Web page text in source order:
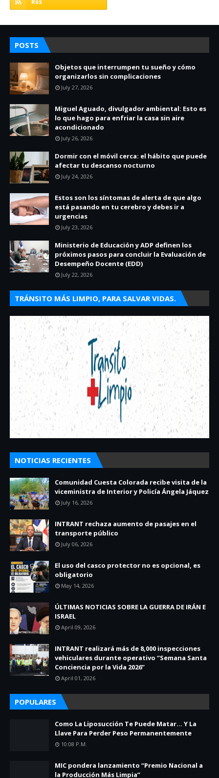
POSTS
Objetos que interrumpen tu sueño y cómo
organizarlos sin complicaciones
July 27, 2026
Miguel Aguado, divulgador ambiental: Esto es
lo que hago para enfriar la casa sin aire
acondicionado
July 26, 2026
Dormir con el móvil cerca: el hábito que puede
afectar tu descanso nocturno
July 24, 2026
Estos son los síntomas de alerta de que algo
está pasando en tu cerebro y debes ir a
urgencias
July 23, 2026
Ministerio de Educación y ADP definen los
próximos pasos para concluir la Evaluación de
Desempeño Docente (EDD)
July 22, 2026
TRÁNSITO MÁS LIMPIO, PARA SALVAR VIDAS.
NOTICIAS RECIENTES
Comunidad Cuesta Colorada recibe visita de la
viceministra de Interior y Policía Ángela Jáquez
July 16, 2026
INTRANT rechaza aumento de pasajes en el
transporte público
July 06, 2026
El uso del casco protector no es opcional, es
obligatorio
May 14, 2026
ÚLTIMAS NOTICIAS SOBRE LA GUERRA DE IRÁN E
ISRAEL
April 09, 2026
INTRANT realizará más de 8,000 inspecciones
vehiculares durante operativo “Semana Santa
Conciencia por la Vida 2026”
April 01, 2026
POPULARES
Como La Liposucción Te Puede Matar… Y La
Llave Para Perder Peso Permanentemente
10:08 P.m.
MIC pondera lanzamiento “Premio Nacional a
la Producción Más Limpia”